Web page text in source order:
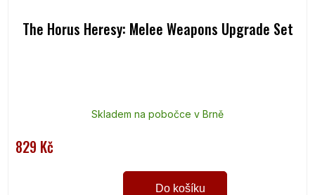
The Horus Heresy: Melee Weapons Upgrade Set
Skladem na pobočce v Brně
829 Kč
Do košíku